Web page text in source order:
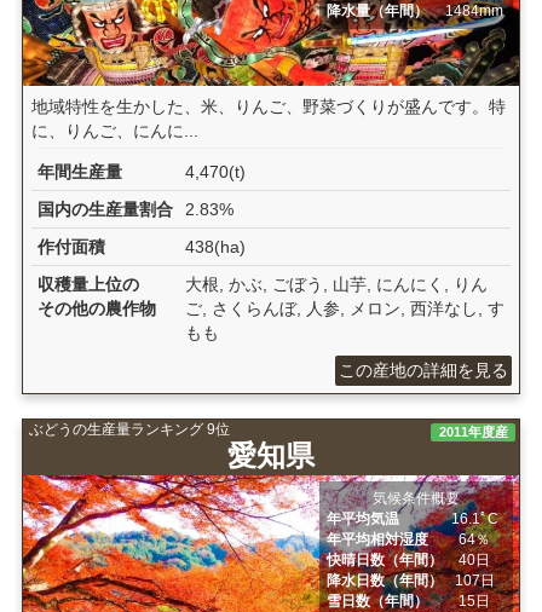
降水量（年間）
1484mm
地域特性を生かした、米、りんご、野菜づくりが盛んです。特
に、りんご、にんに...
年間生産量
4,470(t)
国内の生産量割合
2.83%
作付面積
438(ha)
収穫量上位の
その他の農作物
大根, かぶ, ごぼう, 山芋, にんにく, りん
ご, さくらんぼ, 人参, メロン, 西洋なし, す
もも
この産地の詳細を見る
ぶどうの生産量ランキング 9位
愛知県
2011年度産
気候条件概要
年平均気温
16.1ﾟC
年平均相対湿度
64％
快晴日数（年間）
40日
降水日数（年間）
107日
雪日数（年間）
15日